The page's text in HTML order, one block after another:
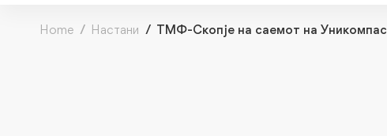
Home Настани ТМФ-Скопје на саемот на Уникомпас